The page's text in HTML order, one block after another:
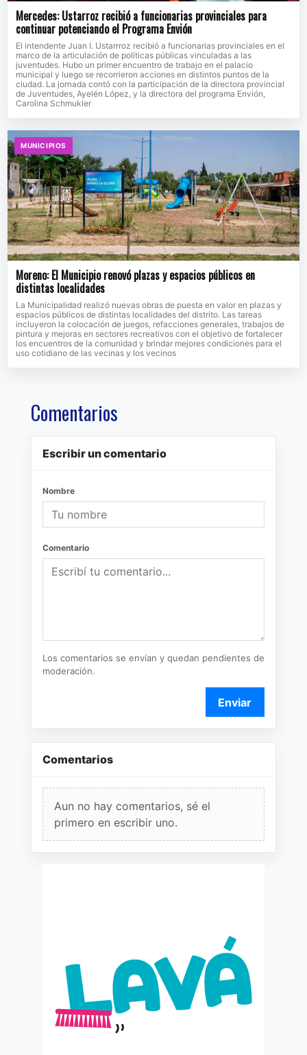
Mercedes: Ustarroz recibió a funcionarias provinciales para
continuar potenciando el Programa Envión
El intendente Juan I. Ustarrroz recibió a funcionarias provinciales en el
marco de la articulación de políticas públicas vinculadas a las
juventudes. Hubo un primer encuentro de trabajo en el palacio
municipal y luego se recorrieron acciones en distintos puntos de la
ciudad. La jornada contó con la participación de la directora provincial
de Juventudes, Ayelén López, y la directora del programa Envión,
Carolina Schmukler
MUNICIPIOS
Moreno: El Municipio renovó plazas y espacios públicos en
distintas localidades
La Municipalidad realizó nuevas obras de puesta en valor en plazas y
espacios públicos de distintas localidades del distrito. Las tareas
incluyeron la colocación de juegos, refacciones generales, trabajos de
pintura y mejoras en sectores recreativos con el objetivo de fortalecer
los encuentros de la comunidad y brindar mejores condiciones para el
uso cotidiano de las vecinas y los vecinos
Comentarios
Escribir un comentario
Nombre
Comentario
Los comentarios se envían y quedan pendientes de
moderación.
Enviar
Comentarios
Aun no hay comentarios, sé el
primero en escribir uno.